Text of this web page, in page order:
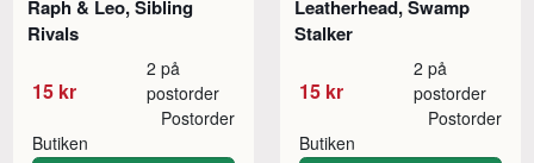
Raph & Leo, Sibling
Rivals
15 kr
2 på
postorder
Butiken
Postorder
Leatherhead, Swamp
Stalker
15 kr
2 på
postorder
Butiken
Postorder